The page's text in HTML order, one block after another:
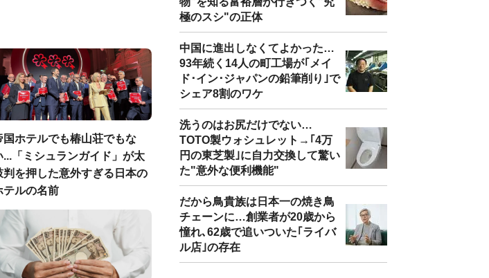
国ホテルでも椿山荘でもな
...「ミシュランガイド」が太
判を押した意外すぎる日本の
テルの名前
極のスシ"の正体
中国に進出しなくてよかった…
93年続く14人の町工場が｢メイ
ド･イン･ジャパンの鉛筆削り｣で
シェア8割のワケ
洗うのはお尻だけでない…
TOTO製ウォシュレット→｢4万
円の東芝製｣に自力交換して驚い
た"意外な便利機能"
だから鳥貴族は日本一の焼き鳥
チェーンに…創業者が20歳から
憧れ､62歳で追いついた｢ライバ
ル店｣の存在